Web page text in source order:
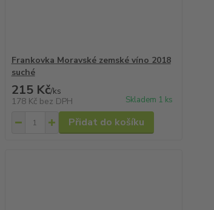
Frankovka Moravské zemské víno 2018
suché
215 Kč/ks
178 Kč bez DPH Skladem 1 ks
Přidat do košíku